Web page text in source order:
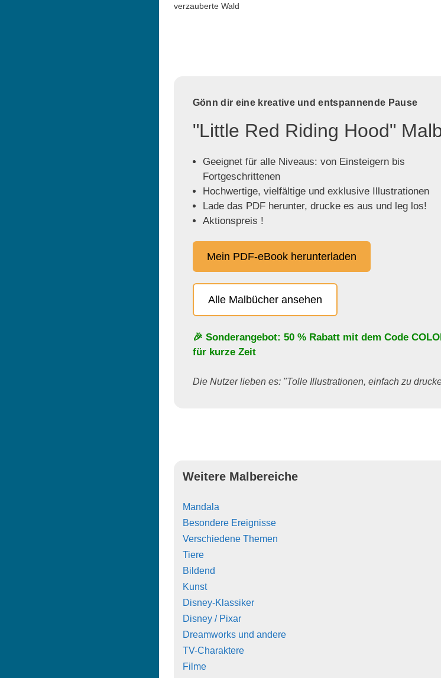
verzauberte Wald
Gönn dir eine kreative und entspannende Pause
"Little Red Riding Hood"
Geeignet für alle Niveaus: von Einsteigern bis
Fortgeschrittenen
Hochwertige, vielfältige und exklusive Illustrationen
Lade das PDF herunter, drucke es aus und leg los!
Aktionspreis !
Mein PDF-eBook herunterladen
Alle Malbücher ansehen
🎉 Sonderangebot: 50 % Rabatt mit dem Code
für kurze Zeit
Die Nutzer lieben es: "Tolle Illustrationen, einfach zu
Weitere Malbereiche
Mandala
Besondere Ereignisse
Verschiedene Themen
Tiere
Bildend
Kunst
Disney-Klassiker
Disney / Pixar
Dreamworks und andere
TV-Charaktere
Filme